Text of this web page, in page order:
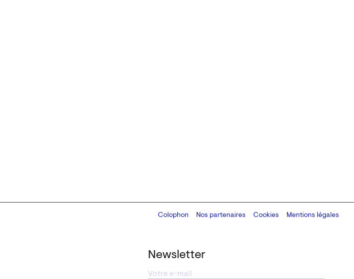
Newsletter
Colophon
Design:Marcel Kaczmarek, code:8080.studio
Nos partenaires Cookies Mentions légales